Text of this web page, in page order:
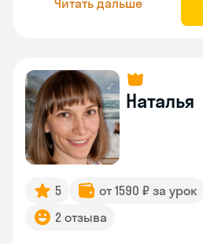
Наталья
5 от 1590 ₽ за урок
2 отзыва